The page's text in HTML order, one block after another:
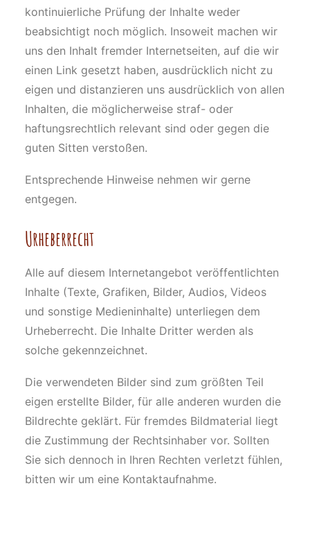
kontinuierliche Prüfung der Inhalte weder
beabsichtigt noch möglich. Insoweit machen wir
uns den Inhalt fremder Internetseiten, auf die wir
einen Link gesetzt haben, ausdrücklich nicht zu
eigen und distanzieren uns ausdrücklich von allen
Inhalten, die möglicherweise straf- oder
haftungsrechtlich relevant sind oder gegen die
guten Sitten verstoßen.
Entsprechende Hinweise nehmen wir gerne
entgegen.
Urheberrecht
Alle auf diesem Internetangebot veröffentlichten
Inhalte (Texte, Grafiken, Bilder, Audios, Videos
und sonstige Medieninhalte) unterliegen dem
Urheberrecht. Die Inhalte Dritter werden als
solche gekennzeichnet.
Die verwendeten Bilder sind zum größten Teil
eigen erstellte Bilder, für alle anderen wurden die
Bildrechte geklärt. Für fremdes Bildmaterial liegt
die Zustimmung der Rechtsinhaber vor. Sollten
Sie sich dennoch in Ihren Rechten verletzt fühlen,
bitten wir um eine Kontaktaufnahme.